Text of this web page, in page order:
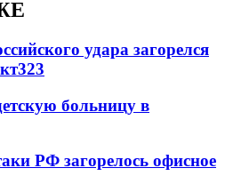
удара загорелся
323
больницу в
РФ загорелось офисное